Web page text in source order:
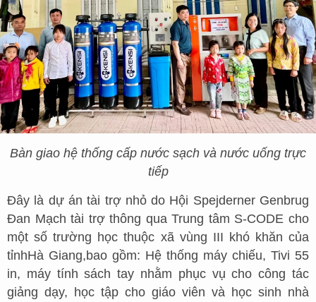
Bàn giao hệ thống cấp nước sạch và nước uống trực
tiếp
Đây là dự án tài trợ nhỏ do Hội Spejderner Genbrug
Đan Mạch tài trợ thông qua Trung tâm S-CODE cho
một số trường học thuộc xã vùng III khó khăn của
tỉnhHà Giang,bao gồm: Hệ thống máy chiếu, Tivi 55
in, máy tính sách tay nhằm phục vụ cho công tác
giảng dạy, học tập cho giáo viên và học sinh nhà